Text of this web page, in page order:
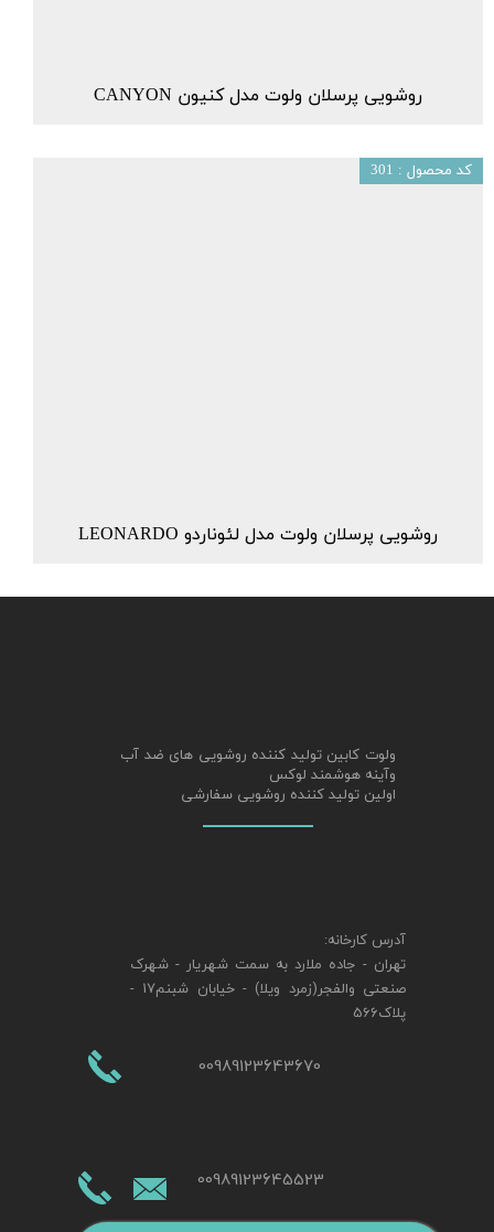
روشویی پرسلان ولوت مدل کنیون CANYON
روشویی پرسلان ولوت مدل لئوناردو LEONARDO
کد محصول : 301
ولوت کابین تولید کننده روشویی های ضد آب
وآینه هوشمند لوکس
اولین تولید کننده روشویی سفارشی
آدرس کارخانه:
تهران - جاده ملارد به سمت شهریار - شهرک
صنعتی والفجر(زمرد ویلا) - خیابان شبنم17 -
پلاک566
00989123645523
00989123643670